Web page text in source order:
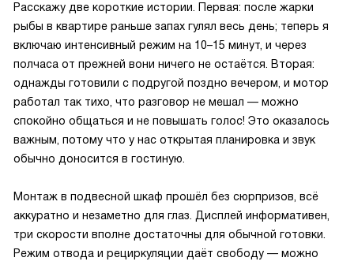
Расскажу две короткие истории. Первая: после жарки
рыбы в квартире раньше запах гулял весь день; теперь я
включаю интенсивный режим на 10–15 минут, и через
полчаса от прежней вони ничего не остаётся. Вторая:
однажды готовили с подругой поздно вечером, и мотор
работал так тихо, что разговор не мешал — можно
спокойно общаться и не повышать голос! Это оказалось
важным, потому что у нас открытая планировка и звук
обычно доносится в гостиную.
Монтаж в подвесной шкаф прошёл без сюрпризов, всё
аккуратно и незаметно для глаз. Дисплей информативен,
три скорости вполне достаточны для обычной готовки.
Режим отвода и рециркуляции даёт свободу — можно